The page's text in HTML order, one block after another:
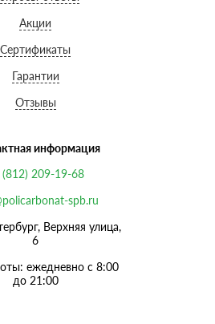
Акции
Сертификаты
Гарантии
Отзывы
информация
(812) 209-19-68
spb.ru
Верхняя улица,
6
ежедневно с 8:00
до 21:00